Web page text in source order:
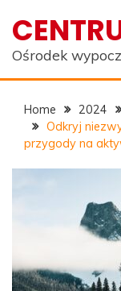
content
Ośrodek
Home 2024
Odkryj
przygody na